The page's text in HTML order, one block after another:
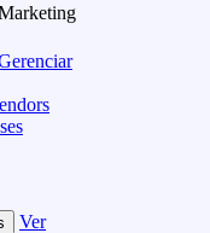
Ver